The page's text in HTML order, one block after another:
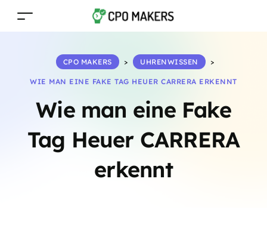
Wie man eine Fake
Tag Heuer CARRERA
erkennt
CPO MAKERS > UHRENWISSEN >
WIE MAN EINE FAKE TAG HEUER CARRERA ERKENNT